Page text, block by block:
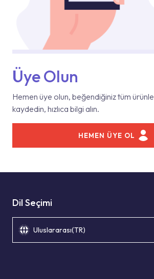
Üye Olun
Hemen üye olun, beğendiğiniz tüm
kaydedin, hızlıca bilgi alın.
HEMEN ÜYE OL
Dil Seçimi
Uluslararası(TR)